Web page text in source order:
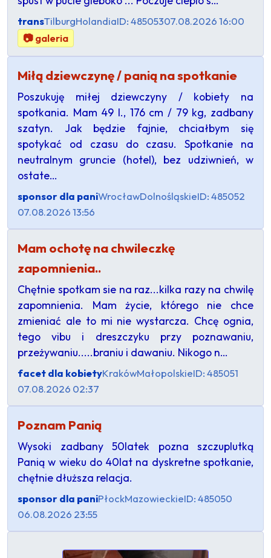
transTilburgHolandiaID: 48505307.08.2026 16:00
📷 galeria
Miłą dziewczynę / panią na spotkanie
Poszukuję miłej dziewczyny / kobiety na
spotkania. Mam 49 l., 176 cm / 79 kg, zadbany
szatyn. Jak będzie fajnie, chciałbym się
spotykać od czasu do czasu. Spotkanie na
neutralnym gruncie (hotel), bez udziwnień, w
ostate…
sponsor dla paniWrocławDolnośląskieID: 485052
07.08.2026 13:56
Mam ochotę na chwileczkę
zapomnienia..
Chętnie spotkam sie na raz...kilka razy na chwilę
zapomnienia. Mam życie, którego nie chce
zmieniać ale to mi nie wystarcza. Chcę ognia,
tego vibu i dreszczyku przy poznawaniu,
przeżywaniu.....braniu i dawaniu. Nikogo n…
facet dla kobietyKrakówMałopolskieID: 485051
07.08.2026 02:37
Poznam Panią
Wysoki zadbany 50latek pozna szczuplutką
Panią w wieku do 40lat na dyskretne spotkanie,
chętnie dłuższa relacja.
sponsor dla paniPłockMazowieckieID: 485050
06.08.2026 23:55